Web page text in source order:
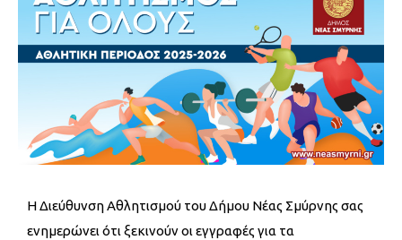
Η Διεύθυνση Αθλητισμού του Δήμου Νέας Σμύρνης σας
ενημερώνει ότι ξεκινούν οι εγγραφές για τα